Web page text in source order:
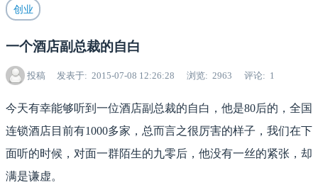
创业
一个酒店副总裁的自白
投稿 发表于 2015-07-08 12:26:28 浏览 2963 评论 1
今天有幸能够听到一位酒店副总裁的自白，他是80后的，全国
连锁酒店目前有1000多家，总而言之很厉害的样子，我们在下
面听的时候，对面一群陌生的九零后，他没有一丝的紧张，却
满是谦虚。